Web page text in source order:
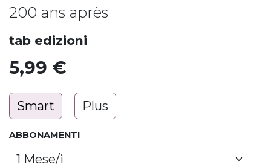
200 ans après
tab edizioni
5,99 €
Smart Plus
ABBONAMENTI